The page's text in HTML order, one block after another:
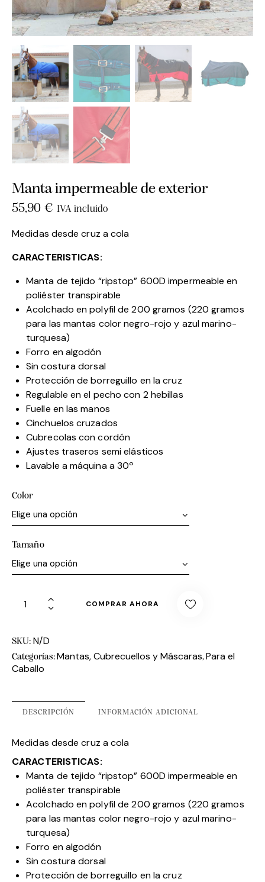
Manta impermeable de exterior
55,90 € IVA incluido
Medidas desde cruz a cola
CARACTERISTICAS:
Manta de tejido “ripstop” 600D impermeable en
poliéster transpirable
Acolchado en polyfil de 200 gramos (220 gramos
para las mantas color negro-rojo y azul marino-
turquesa)
Forro en algodón
Sin costura dorsal
Protección de borreguillo en la cruz
Regulable en el pecho con 2 hebillas
Fuelle en las manos
Cinchuelos cruzados
Cubrecolas con cordón
Ajustes traseros semi elásticos
Lavable a máquina a 30º
Color
Tamaño
COMPRAR AHORA
SKU: N/D
Categorías: Mantas, Cubrecuellos y Máscaras, Para el
Caballo
DESCRIPCIÓN INFORMACIÓN ADICIONAL
Medidas desde cruz a cola
CARACTERISTICAS:
Manta de tejido “ripstop” 600D impermeable en
poliéster transpirable
Acolchado en polyfil de 200 gramos (220 gramos
para las mantas color negro-rojo y azul marino-
turquesa)
Forro en algodón
Sin costura dorsal
Protección de borreguillo en la cruz